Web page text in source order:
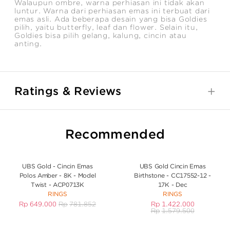
Walaupun ombre, warna perhiasan ini tidak akan
luntur. Warna dari perhiasan emas ini terbuat dari
emas asli. Ada beberapa desain yang bisa Goldies
pilih, yaitu butterfly, leaf dan flower. Selain itu,
Goldies bisa pilih gelang, kalung, cincin atau
anting.
Ratings & Reviews
Recommended
UBS Gold - Cincin Emas
Polos Amber - 8K - Model
Twist - ACP0713K
RINGS
Rp 649.000 Rp 781.852
UBS Gold Cincin Emas
Birthstone - CC17552-12 -
17K - Dec
RINGS
Rp 1.422.000
Rp 1.579.500